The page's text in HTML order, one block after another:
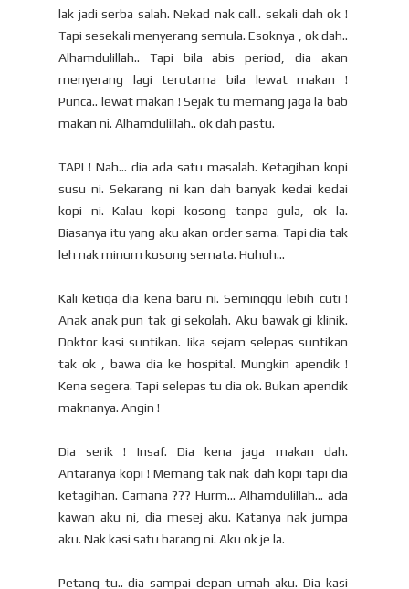
lak jadi serba salah. Nekad nak call.. sekali dah ok !
Tapi sesekali menyerang semula. Esoknya , ok dah..
Alhamdulillah.. Tapi bila abis period, dia akan
menyerang lagi terutama bila lewat makan !
Punca.. lewat makan ! Sejak tu memang jaga la bab
makan ni. Alhamdulillah.. ok dah pastu.
TAPI ! Nah... dia ada satu masalah. Ketagihan kopi
susu ni. Sekarang ni kan dah banyak kedai kedai
kopi ni. Kalau kopi kosong tanpa gula, ok la.
Biasanya itu yang aku akan order sama. Tapi dia tak
leh nak minum kosong semata. Huhuh...
Kali ketiga dia kena baru ni. Seminggu lebih cuti !
Anak anak pun tak gi sekolah. Aku bawak gi klinik.
Doktor kasi suntikan. Jika sejam selepas suntikan
tak ok , bawa dia ke hospital. Mungkin apendik !
Kena segera. Tapi selepas tu dia ok. Bukan apendik
maknanya. Angin !
Dia serik ! Insaf. Dia kena jaga makan dah.
Antaranya kopi ! Memang tak nak dah kopi tapi dia
ketagihan. Camana ??? Hurm... Alhamdulillah... ada
kawan aku ni, dia mesej aku. Katanya nak jumpa
aku. Nak kasi satu barang ni. Aku ok je la.
Petang tu.. dia sampai depan umah aku. Dia kasi